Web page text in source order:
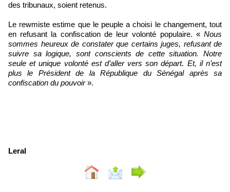
des tribunaux, soient retenus.
Le rewmiste estime que le peuple a choisi le changement, tout
en refusant la confiscation de leur volonté populaire. « Nous
sommes heureux de constater que certains juges, refusant de
suivre sa logique, sont conscients de cette situation. Notre
seule et unique volonté est d’aller vers son départ. Et, il n’est
plus le Président de la République du Sénégal après sa
confiscation du pouvoir».
Leral